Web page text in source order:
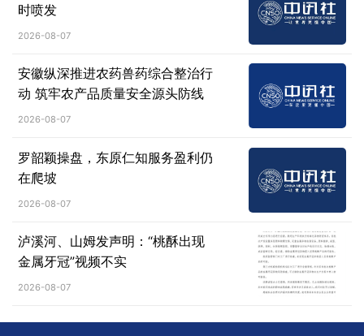
时喷发
2026-08-07
安徽纵深推进农药兽药综合整治行
动 筑牢农产品质量安全源头防线
2026-08-07
罗韶颖操盘，东原仁知服务盈利仍
在爬坡
2026-08-07
泸溪河、山姆发声明：“桃酥出现
金属牙冠”视频不实
2026-08-07